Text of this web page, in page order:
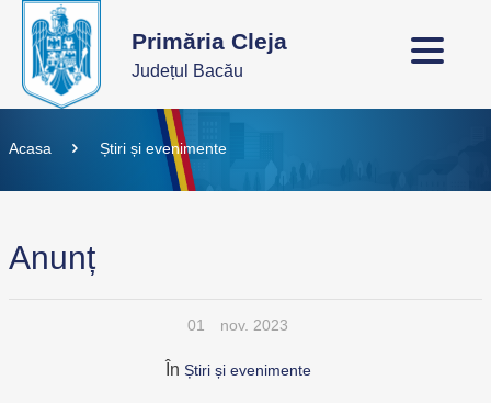
Primăria Cleja
Județul Bacău
Acasa Știri și evenimente
Anunț
01 nov. 2023
În Știri și evenimente